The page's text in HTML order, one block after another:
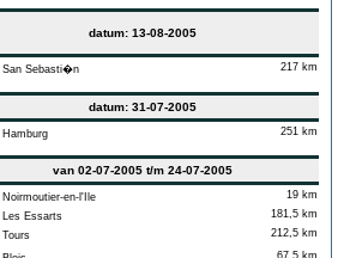
datum: 13-08-2005
San Sebasti�n 217 km
datum: 31-07-2005
Hamburg 251 km
van 02-07-2005 t/m 24-07-2005
Noirmoutier-en-l'Ile
19 km
Les Essarts
181,5 km
Tours
212,5 km